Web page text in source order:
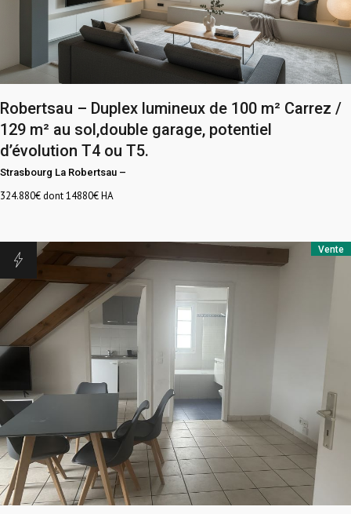
Robertsau – Duplex lumineux de 100 m² Carrez /
129 m² au sol,double garage, potentiel
d’évolution T4 ou T5.
Strasbourg La Robertsau –
324.880€ dont 14880€ HA
Vente